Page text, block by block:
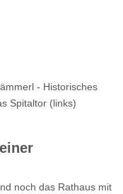
- Historisches
Spitaltor (links)
noch das Rathaus mit